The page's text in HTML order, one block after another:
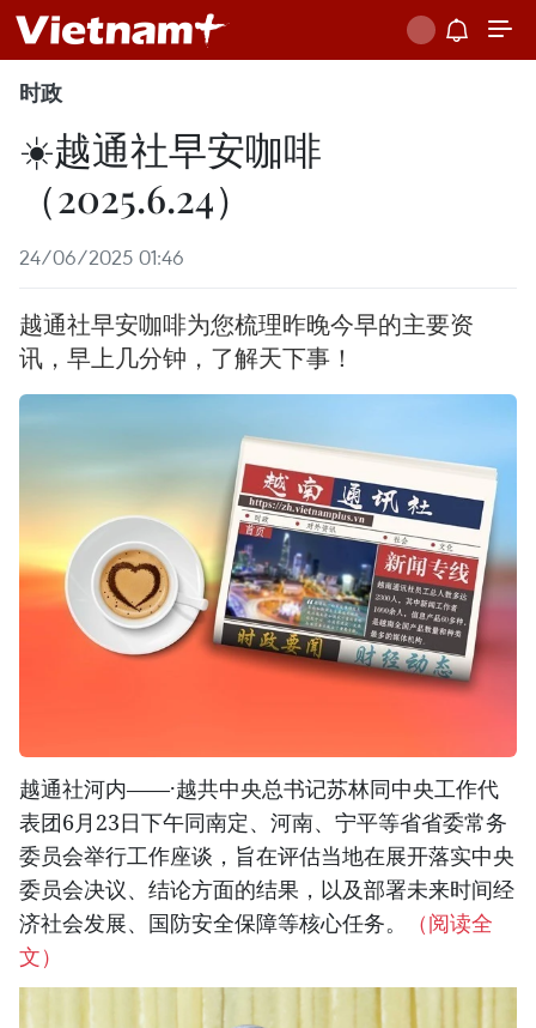
时政
☀️越通社早安咖啡
（2025.6.24）
24/06/2025 01:46
越通社早安咖啡为您梳理昨晚今早的主要资
讯，早上几分钟，了解天下事！
越通社河内——·越共中央总书记苏林同中央工作代
表团6月23日下午同南定、河南、宁平等省省委常务
委员会举行工作座谈，旨在评估当地在展开落实中央
委员会决议、结论方面的结果，以及部署未来时间经
济社会发展、国防安全保障等核心任务。
（阅读全
文）